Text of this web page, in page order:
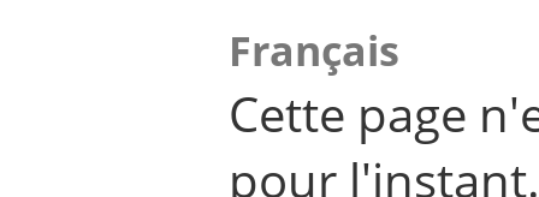
Français
Cette page
pour